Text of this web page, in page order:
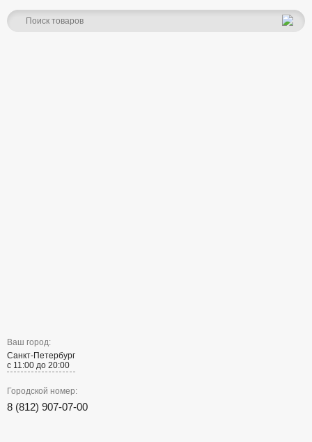
Ваш город:
Санкт-Петербург
с 11:00 до 20:00
Городской номер:
8 (812) 907-07-00